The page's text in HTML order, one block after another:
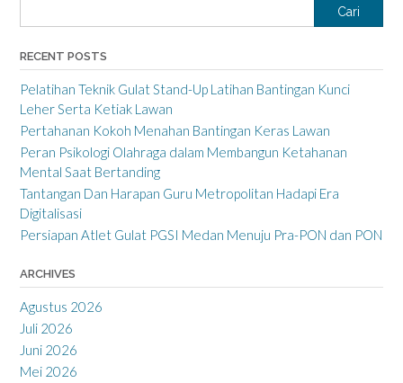
Cari
RECENT POSTS
Pelatihan Teknik Gulat Stand-Up Latihan Bantingan Kunci
Leher Serta Ketiak Lawan
Pertahanan Kokoh Menahan Bantingan Keras Lawan
Peran Psikologi Olahraga dalam Membangun Ketahanan
Mental Saat Bertanding
Tantangan Dan Harapan Guru Metropolitan Hadapi Era
Digitalisasi
Persiapan Atlet Gulat PGSI Medan Menuju Pra-PON dan PON
ARCHIVES
Agustus 2026
Juli 2026
Juni 2026
Mei 2026